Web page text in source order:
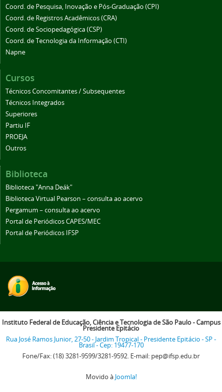
Coord. de Pesquisa, Inovação e Pós-Graduação (CPI)
Coord. de Registros Acadêmicos (CRA)
Coord. de Sociopedagógica (CSP)
Coord. de Tecnologia da Informação (CTI)
Napne
Cursos
Técnicos Concomitantes / Subsequentes
Técnicos Integrados
Superiores
Partiu IF
PROEJA
Outros
Biblioteca
Biblioteca "Anna Deák"
Biblioteca Virtual Pearson – consulta ao acervo
Pergamum – consulta ao acervo
Portal de Periódicos CAPES/MEC
Portal de Periódicos IFSP
Instituto Federal de Educação, Ciência e Tecnologia de São Paulo - Campus
Presidente Epitácio
Rua José Ramos Junior, 27-50 - Jardim Tropical - Presidente Epitácio - SP -
Brasil - Cep: 19477-170
Fone/Fax: (18) 3281-9599/3281-9592. E-mail: pep@ifsp.edu.br
Movido à Joomla!